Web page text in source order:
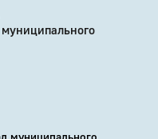
муниципального